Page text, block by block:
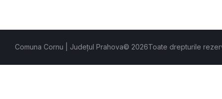
Comuna Cornu | Județul Prahova© 2026Toate drepturile